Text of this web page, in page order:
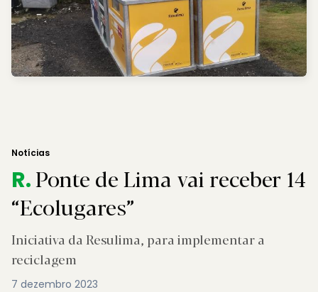
Notícias
R.Ponte de Lima vai receber 14
“Ecolugares”
Iniciativa da Resulima, para implementar a
reciclagem
7 dezembro 2023